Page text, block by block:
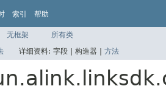
索引 帮助
无框架
所有类
详细资料: 字段 | 构造器 | 方法